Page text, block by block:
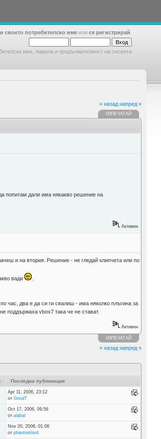
своето потребителско име или се регистрирай
име, парола и продължителност на сесията
« назад напред »
ИЗПЕЧАТАЙ
попитам дали има някакво решение на
Активен
и на втория. Решение - не гледай клипчета или по
вади
час, два е да си ги свалиш - има няколко плъгина за
поддържаха vbox7 така че не стават.
Активен
ИЗПЕЧАТАЙ
« назад напред »
Последна публикация
Apr 11, 2006, 23:12
от GoodT
Oct 17, 2006, 09:56
от alabal
Nov 20, 2006, 01:06
от phantomlord